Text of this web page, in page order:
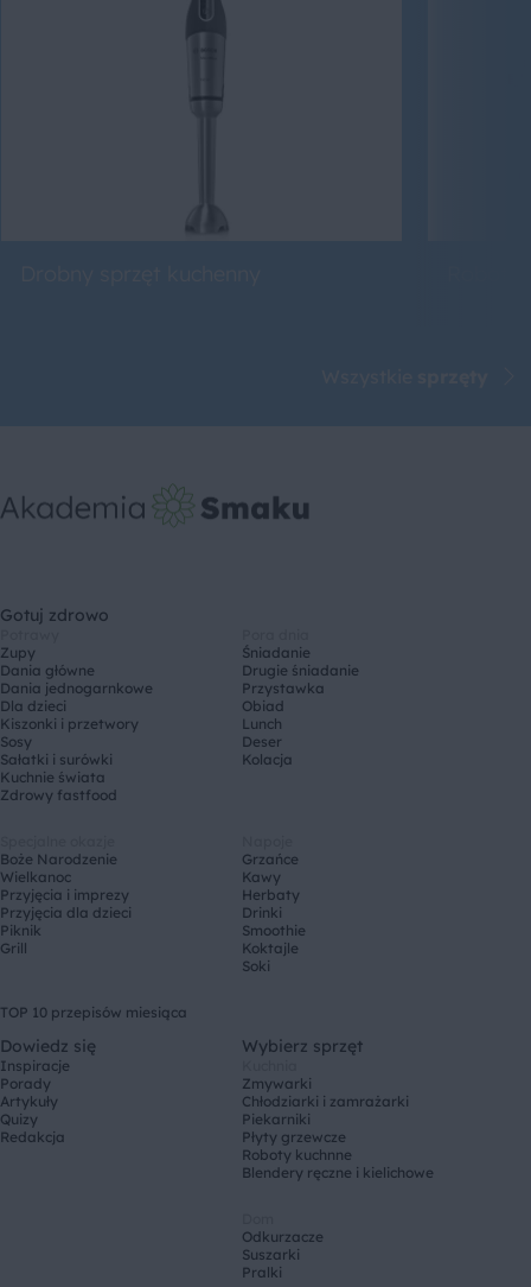
Gotuj zdrowo
Zupy
Dania główne
Dania jednogarnkowe
Dla dzieci
Kiszonki i przetwory
Sosy
Sałatki i surówki
Kuchnie świata
Zdrowy fastfood
Śniadanie
Drugie śniadanie
Przystawka
Obiad
Lunch
Deser
Kolacja
Boże Narodzenie
Wielkanoc
Przyjęcia i imprezy
Przyjęcia dla dzieci
Piknik
Grill
Grzańce
Kawy
Herbaty
Drinki
Smoothie
Koktajle
Soki
TOP 10 przepisów miesiąca
Dowiedz się
Inspiracje
Porady
Artykuły
Quizy
Redakcja
Wybierz sprzęt
Zmywarki
Chłodziarki i zamrażarki
Piekarniki
Płyty grzewcze
Roboty kuchnne
Blendery ręczne i kielichowe
Odkurzacze
Suszarki
Pralki